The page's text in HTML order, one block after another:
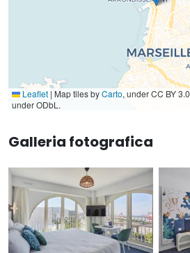
Leaflet | Map tiles byCarto, under CC BY
under ODbL.
Galleria fotografica